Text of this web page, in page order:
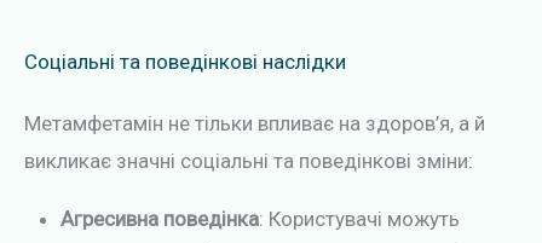
Соціальні та поведінкові наслідки
Метамфетамін не тільки впливає на здоров’я, а й
викликає значні соціальні та поведінкові зміни:
Агресивна поведінка: Користувачі можуть